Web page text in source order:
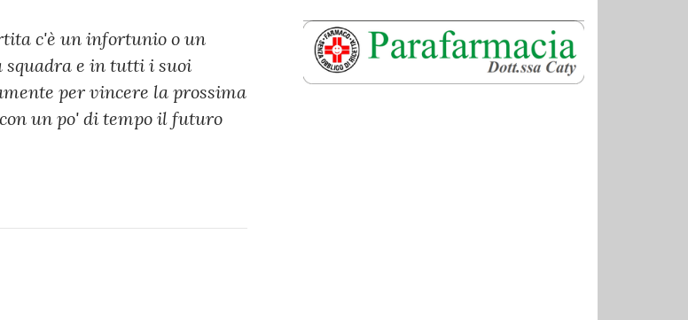
c'è un infortunio o un
squadra e in tutti i suoi
per vincere la prossima
un po' di tempo il futuro